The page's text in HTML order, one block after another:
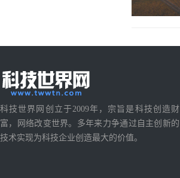
科技世界网创立于2009年，宗旨是科技创造财
富，网络改变世界。多年来力争通过自主创新的
技术实现为科技企业创造最大的价值。